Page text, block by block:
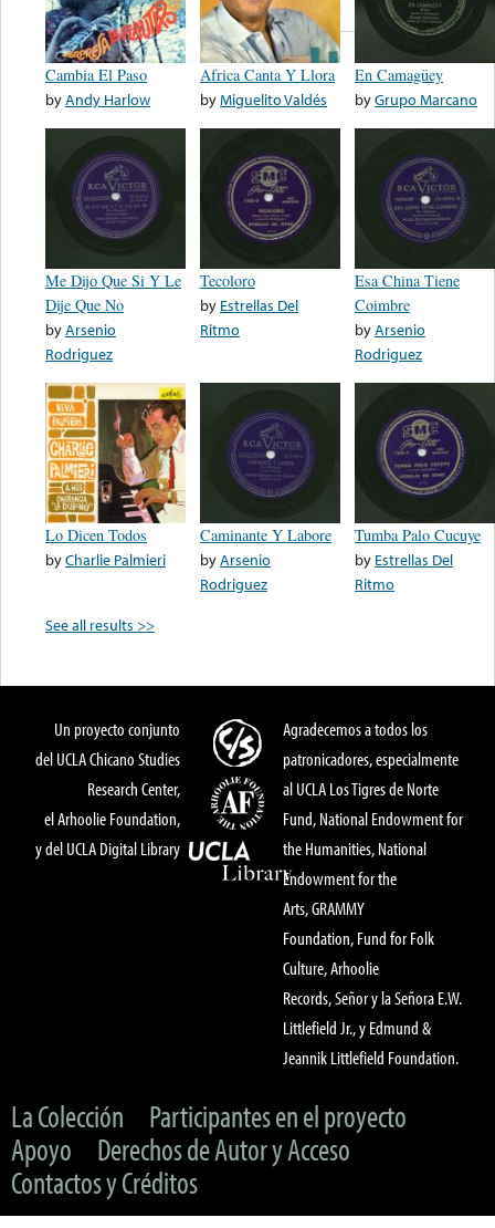
Cambia El Paso
byAndy Harlow
Africa Canta Y Llora
byMiguelito Valdés
En Camagüey
byGrupo Marcano
Me Dijo Que Si Y Le
Dije Que No
byArsenio
Rodriguez
Tecoloro
by Estrellas Del
Ritmo
Esa China Tiene
Coimbre
byArsenio
Rodriguez
Lo Dicen Todos
byCharlie Palmieri
Caminante Y Labore
byArsenio
Rodriguez
Tumba Palo Cucuye
by Estrellas Del
Ritmo
See all results >>
Un proyecto conjunto
del UCLA Chicano Studies
Research Center,
el Arhoolie Foundation,
y del UCLA Digital Library
Agradecemos a todos los
patronicadores, especialmente
al UCLA Los Tigres de Norte
Fund, National Endowment for
the Humanities, National
Endowment for the
Arts, GRAMMY
Foundation, Fund for Folk
Culture, Arhoolie
Records, Señor y la Señora E.W.
Littlefield Jr., y Edmund &
Jeannik Littlefield Foundation.
La Colección
Participantes en el proyecto
Apoyo
Derechos de Autor y Acceso
Contactos y Créditos